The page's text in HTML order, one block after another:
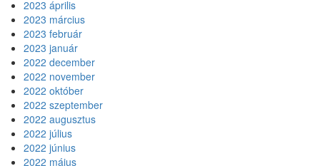
2023 április
2023 március
2023 február
2023 január
2022 december
2022 november
2022 október
2022 szeptember
2022 augusztus
2022 július
2022 június
2022 május